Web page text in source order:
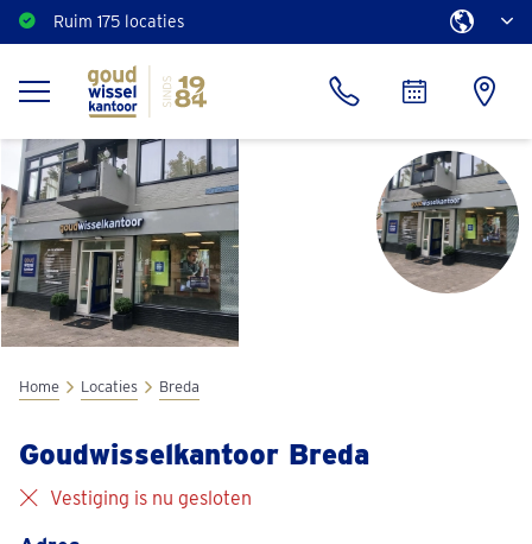
Ruim 175 locaties
Direct een vrijblijvend bod
Home Locaties Breda
Goudwisselkantoor Breda
Vestiging is nu gesloten